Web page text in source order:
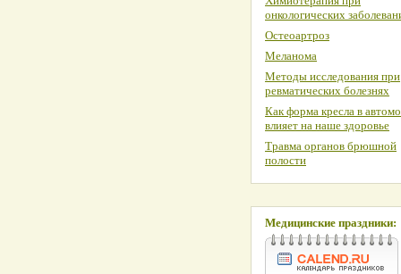
онкологических
Остеоартроз
Меланома
Методы исследования при
ревматических болезнях
Как форма кресла в
влияет на наше здоровье
Травма органов брюшной
полости
Медицинские праздники: